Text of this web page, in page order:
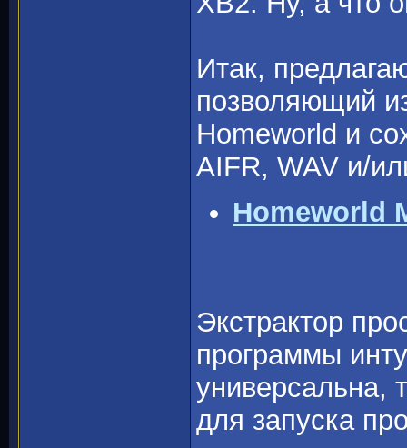
Итак,
позволяющий
Homeworld и
AIFR, WAV и/
Homeworld
Экстрактор
программы
универсальна,
для запуска